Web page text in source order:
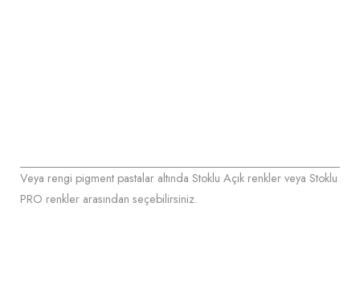
Veya rengi pigment pastalar altında Stoklu Açık renkler veya Stoklu
PRO renkler arasından seçebilirsiniz.